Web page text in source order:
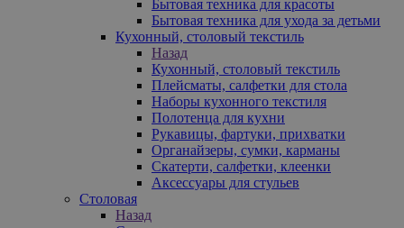
Бытовая техника для красоты
Бытовая техника для ухода за детьми
Кухонный, столовый текстиль
Назад
Кухонный, столовый текстиль
Плейсматы, салфетки для стола
Наборы кухонного текстиля
Полотенца для кухни
Рукавицы, фартуки, прихватки
Органайзеры, сумки, карманы
Скатерти, салфетки, клеенки
Аксессуары для стульев
Столовая
Назад